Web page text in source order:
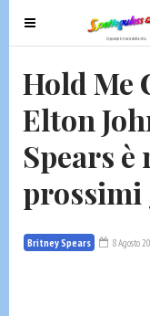
T
o
g
l
e
n
v
g
Hold Me
Elton
Spears
Britney Spears 8 Agosto